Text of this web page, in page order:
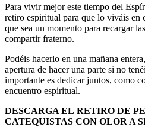
Para vivir mejor este tiempo del
retiro espiritual para que lo viváis en
que sea un momento para recargar
compartir fraterno.
Podéis hacerlo en una mañana
apertura de hacer una parte si no
importante es dedicar juntos, como
encuentro espiritual.
DESCARGA EL RETIRO DE
CATEQUISTAS CON OLOR A